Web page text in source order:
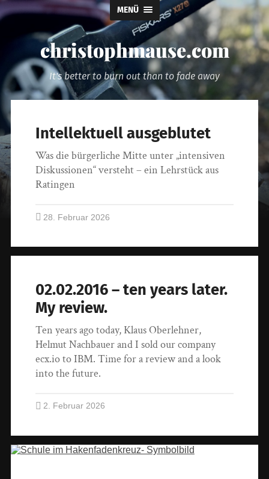
MENÜ
christophmause.com
It's better to burn out than to fade away
Intellektuell ausgeblutet
Was die bürgerliche Mitte unter „intensiven
Diskussionen“ versteht – ein Lehrstück aus
Ratingen
28. Februar 2026
02.02.2016 – ten years later.
My review.
Ten years ago today, Klaus Oberlehner,
Helmut Nachbauer and I sold our company
ecx.io to IBM. Time for a review and a look
into the future.
2. Februar 2026